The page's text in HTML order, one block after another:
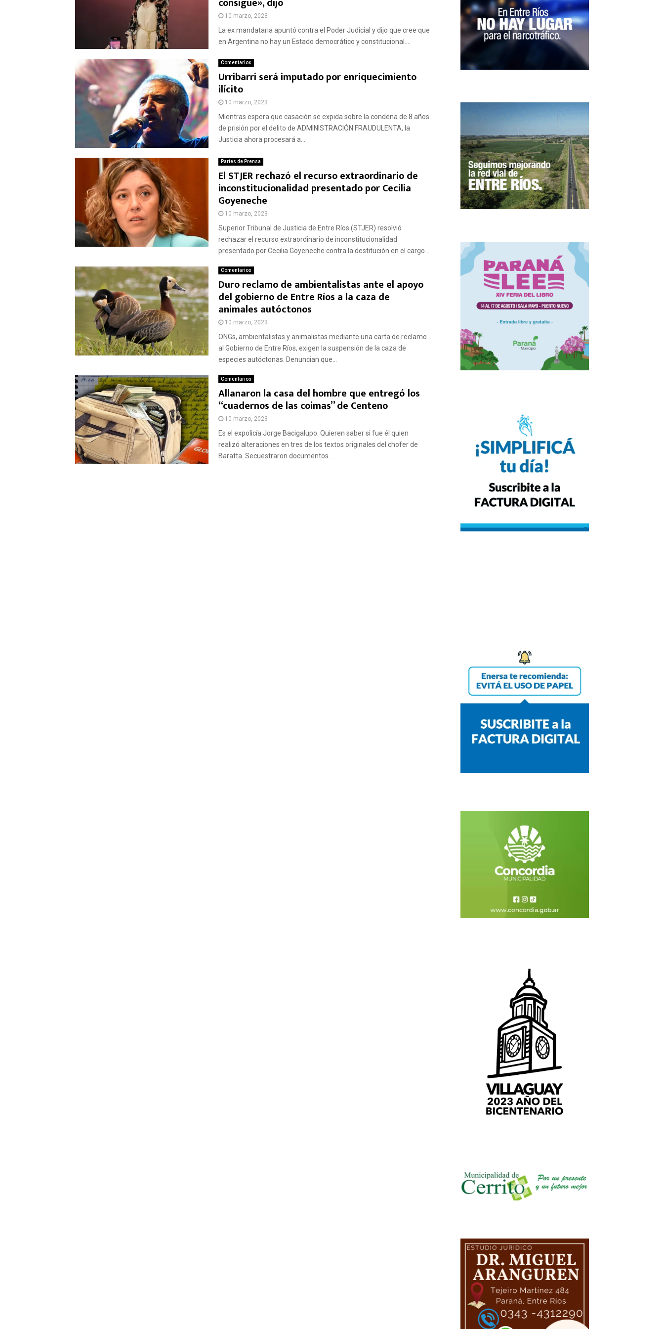
10 marzo, 2023
La ex mandataria apuntó contra el Poder Judicial y dijo que cree que
en Argentina no hay un Estado democrático y constitucional....
Comentarios
Urribarri será imputado por enriquecimiento
ilícito
10 marzo, 2023
Mientras espera que casación se expida sobre la condena de 8 años
de prisión por el delito de ADMINISTRACIÓN FRAUDULENTA, la
Justicia ahora procesará a...
Partes de Prensa
El STJER rechazó el recurso extraordinario de
inconstitucionalidad presentado por Cecilia
Goyeneche
10 marzo, 2023
Superior Tribunal de Justicia de Entre Ríos (STJER) resolvió
rechazar el recurso extraordinario de inconstitucionalidad
presentado por Cecilia Goyeneche contra la destitución en el cargo...
Comentarios
Duro reclamo de ambientalistas ante el apoyo
del gobierno de Entre Ríos a la caza de
animales autóctonos
10 marzo, 2023
ONGs, ambientalistas y animalistas mediante una carta de reclamo
al Gobierno de Entre Ríos, exigen la suspensión de la caza de
especies autóctonas. Denuncian que...
Comentarios
Allanaron la casa del hombre que entregó los
“cuadernos de las coimas” de Centeno
10 marzo, 2023
Es el expolicía Jorge Bacigalupo. Quieren saber si fue él quien
realizó alteraciones en tres de los textos originales del chofer de
Baratta. Secuestraron documentos...